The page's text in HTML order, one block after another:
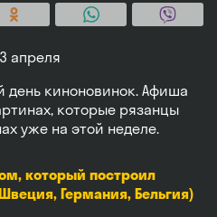
апреля
киноновинок. Афиша
которые рязанцы
уже на этой неделе.
который построил
Германия, Бельгия)